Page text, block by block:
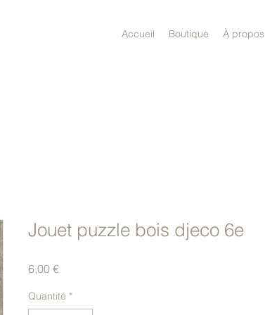
Accueil Boutique À propos
Jouet puzzle bois djeco 6e
6,00 €Prix
Quantité *